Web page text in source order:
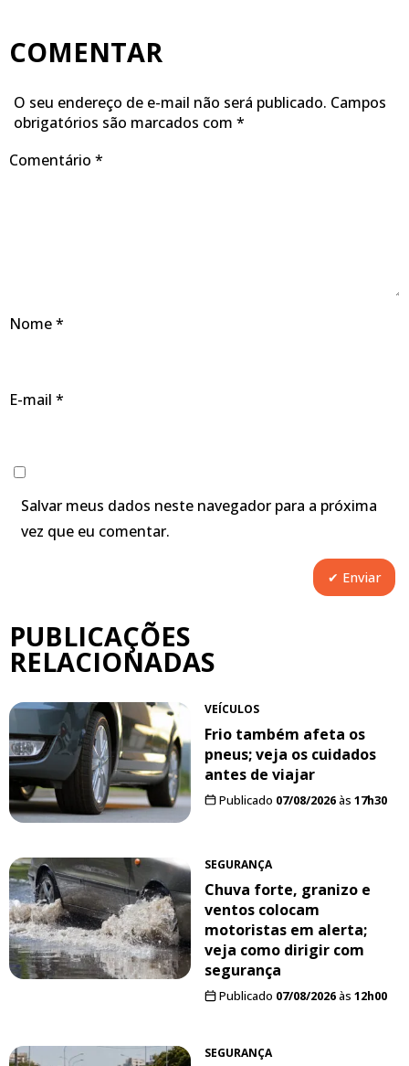
COMENTAR
O seu endereço de e-mail não será publicado. Campos
obrigatórios são marcados com *
Comentário *
Nome*
E-mail *
Salvar meus dados neste navegador para a próxima
vez que eu comentar.
PUBLICAÇÕES
RELACIONADAS
VEÍCULOS
Frio também afeta os
pneus; veja os cuidados
antes de viajar
Publicado 07/08/2026às 17h30
SEGURANÇA
Chuva forte, granizo e
ventos colocam
motoristas em alerta;
veja como dirigir com
segurança
Publicado 07/08/2026às 12h00
SEGURANÇA